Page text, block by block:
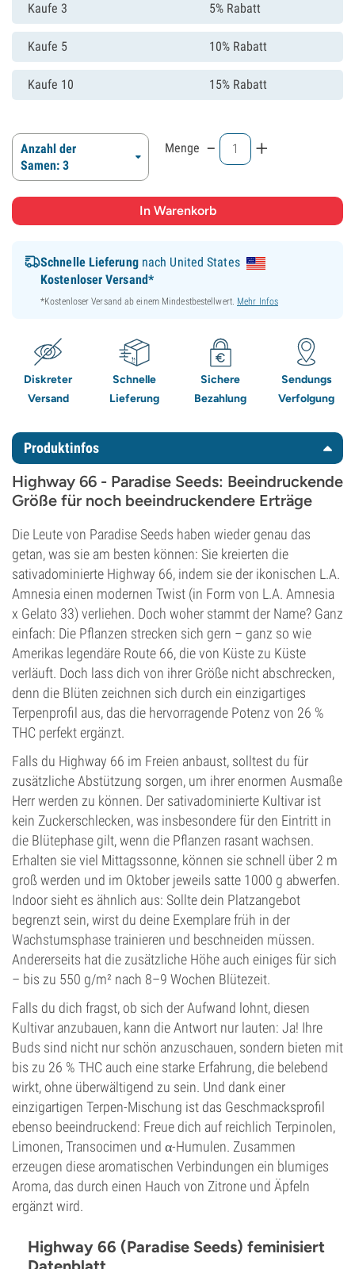
Kaufe 3 5% Rabatt
Kaufe 5 10% Rabatt
Kaufe 10 15% Rabatt
Anzahl der
Samen: 3
Menge - +
Schnelle Lieferungnach United States
Kostenloser Versand*
*Kostenloser Versand ab einem Mindestbestellwert. Mehr Infos
Diskreter
Versand
Schnelle
Lieferung
Sichere
Bezahlung
Sendungs
Verfolgung
Produktinfos
Highway 66 - Paradise Seeds: Beeindruckende
Größe für noch beeindruckendere Erträge
Die Leute von Paradise Seeds haben wieder genau das
getan, was sie am besten können: Sie kreierten die
sativadominierte Highway 66, indem sie der ikonischen L.A.
Amnesia einen modernen Twist (in Form von L.A. Amnesia
x Gelato 33) verliehen. Doch woher stammt der Name? Ganz
einfach: Die Pflanzen strecken sich gern – ganz so wie
Amerikas legendäre Route 66, die von Küste zu Küste
verläuft. Doch lass dich von ihrer Größe nicht abschrecken,
denn die Blüten zeichnen sich durch ein einzigartiges
Terpenprofil aus, das die hervorragende Potenz von 26 %
THC perfekt ergänzt.
Falls du Highway 66 im Freien anbaust, solltest du für
zusätzliche Abstützung sorgen, um ihrer enormen Ausmaße
Herr werden zu können. Der sativadominierte Kultivar ist
kein Zuckerschlecken, was insbesondere für den Eintritt in
die Blütephase gilt, wenn die Pflanzen rasant wachsen.
Erhalten sie viel Mittagssonne, können sie schnell über 2 m
groß werden und im Oktober jeweils satte 1000 g abwerfen.
Indoor sieht es ähnlich aus: Sollte dein Platzangebot
begrenzt sein, wirst du deine Exemplare früh in der
Wachstumsphase trainieren und beschneiden müssen.
Andererseits hat die zusätzliche Höhe auch einiges für sich
– bis zu 550 g/m² nach 8–9 Wochen Blütezeit.
Falls du dich fragst, ob sich der Aufwand lohnt, diesen
Kultivar anzubauen, kann die Antwort nur lauten: Ja! Ihre
Buds sind nicht nur schön anzuschauen, sondern bieten mit
bis zu 26 % THC auch eine starke Erfahrung, die belebend
wirkt, ohne überwältigend zu sein. Und dank einer
einzigartigen Terpen-Mischung ist das Geschmacksprofil
ebenso beeindruckend: Freue dich auf reichlich Terpinolen,
Limonen, Transocimen und α-Humulen. Zusammen
erzeugen diese aromatischen Verbindungen ein blumiges
Aroma, das durch einen Hauch von Zitrone und Äpfeln
ergänzt wird.
Highway 66 (Paradise Seeds) feminisiert